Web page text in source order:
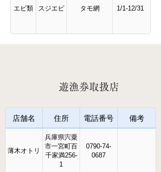
エビ類 スジエビ タモ網 1/1-12/31
遊漁券取扱店
店舗名 住所 電話番号 備考
薄木オトリ
兵庫県宍粟
市一宮町百
千家満256-
1
0790-74-
0687